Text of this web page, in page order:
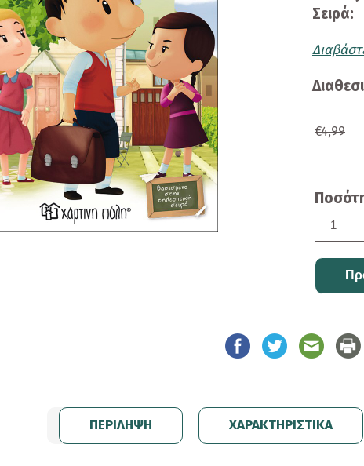
Σειρά:
€4,99
ΠΕΡΙΛΗΨΗ ΧΑΡΑΚΤΗΡΙΣΤΙΚΑ